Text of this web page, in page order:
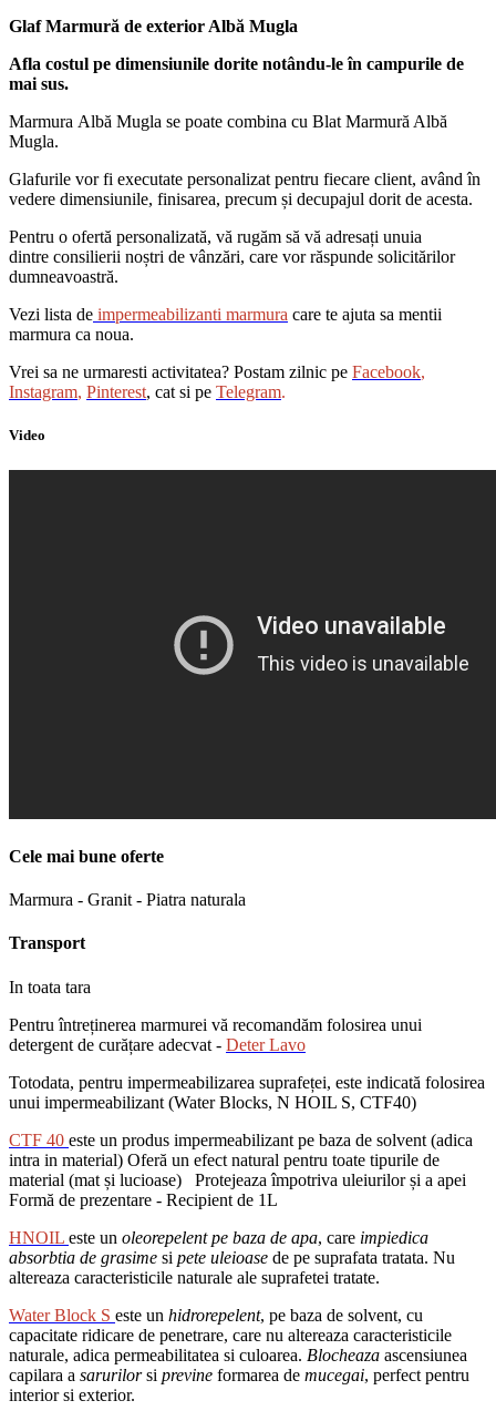
Glaf Marmură de exterior Albă Mugla
Afla costul pe dimensiunile dorite notându-le în campurile de
mai sus.
Marmura Albă Mugla se poate combina cu Blat Marmură Albă
Mugla.
Glafurile vor fi executate personalizat pentru fiecare client, având în
vedere dimensiunile, finisarea, precum și decupajul dorit de acesta.
Pentru o ofertă personalizată, vă rugăm să vă adresați unuia
dintre consilierii noștri de vânzări, care vor răspunde solicitărilor
dumneavoastră.
Vezi lista de impermeabilizanti marmura care te ajuta sa mentii
marmura ca noua.
Vrei sa ne urmaresti activitatea? Postam zilnic pe Facebook,
Instagram, Pinterest, cat si pe Telegram.
Video
Cele mai bune oferte
Marmura - Granit - Piatra naturala
Transport
In toata tara
Pentru întreținerea marmurei vă recomandăm folosirea unui
detergent de curățare adecvat - Deter Lavo
Totodata, pentru impermeabilizarea suprafeței, este indicată folosirea
unui impermeabilizant (Water Blocks, N HOIL S, CTF40)
CTF 40 este un produs impermeabilizant pe baza de solvent (adica
intra in material) Oferă un efect natural pentru toate tipurile de
material (mat și lucioase) Protejeaza împotriva uleiurilor și a apei
Formă de prezentare - Recipient de 1L
HNOIL este un oleorepelent pe baza de apa, care impiedica
absorbtia de grasime si pete uleioase de pe suprafata tratata. Nu
altereaza caracteristicile naturale ale suprafetei tratate.
Water Block S este un hidrorepelent, pe baza de solvent, cu
capacitate ridicare de penetrare, care nu altereaza caracteristicile
naturale, adica permeabilitatea si culoarea. Blocheaza ascensiunea
capilara a sarurilorsi previne formarea de mucegai, perfect pentru
interior si exterior.